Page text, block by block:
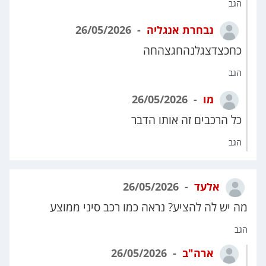
הגב
נבחרת אנגליה
כחכצדצגלנהחגצהחה
הגב
מו
כל הרכבים זה אותו הדבר
הגב
אלעד
מה יש לה להציע? נראה כמו רכב סיני ממוצע
הגב
ארה"ב